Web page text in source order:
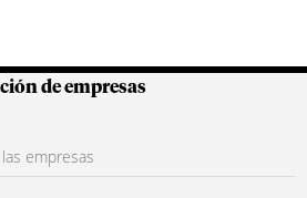
Colombianas
de empresas